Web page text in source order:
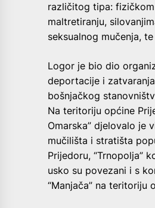
različitog tipa:
maltretiranju,
seksualnog mučenja,
Logor je bio dio
deportacije i
bošnjačkog
Na teritoriju općine
Omarska” djelovalo je
mučilišta i stratišta
Prijedoru, “Trnopolja”
usko su povezani i s
“Manjača” na teritoriju